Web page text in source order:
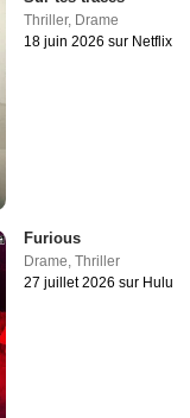
Thriller, Drame
18 juin 2026 sur Netflix
Furious
Drame,Thriller
27 juillet 2026 sur Hulu